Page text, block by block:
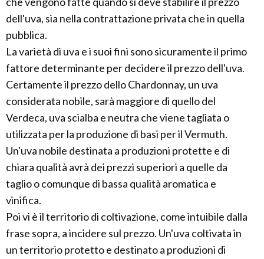
dell'uva, sia nella contrattazione privata che in quella
pubblica.
La varietà di uva e i suoi fini sono sicuramente il primo
fattore determinante per decidere il prezzo dell'uva.
Certamente il prezzo dello Chardonnay, un uva
considerata nobile, sarà maggiore di quello del
Verdeca, uva scialba e neutra che viene tagliata o
utilizzata per la produzione di basi per il Vermuth.
Un'uva nobile destinata a produzioni protette e di
chiara qualità avrà dei prezzi superiori a quelle da
taglio o comunque di bassa qualità aromatica e
vinifica.
Poi vi è il territorio di coltivazione, come intuibile dalla
frase sopra, a incidere sul prezzo. Un'uva coltivata in
un territorio protetto e destinato a produzioni di